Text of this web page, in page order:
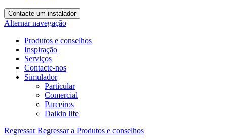
Contacte um instalador
Alternar navegação
Produtos e conselhos
Inspiração
Serviços
Contacte-nos
Simulador
Particular
Comercial
Parceiros
Daikin life
Regressar Regressar a Produtos e conselhos